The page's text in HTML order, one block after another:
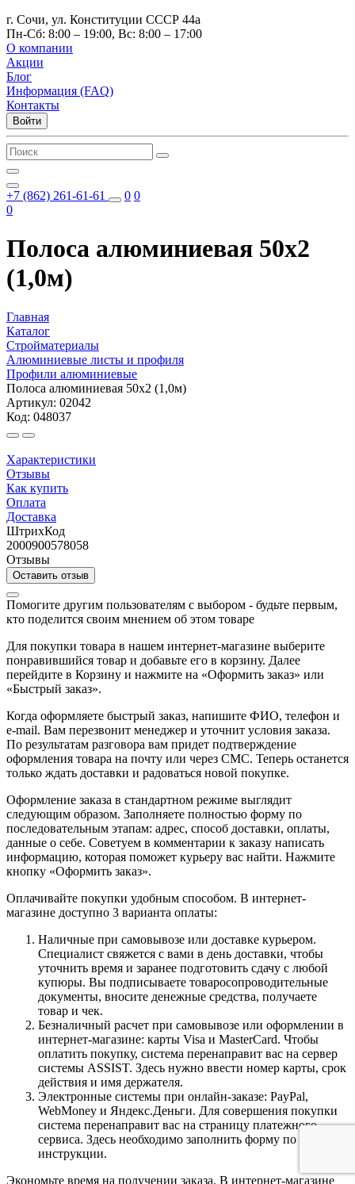
г. Сочи, ул. Конституции СССР 44а
Пн-Сб: 8:00 – 19:00, Вс: 8:00 – 17:00
О компании
Акции
Блог
Информация (FAQ)
Контакты
Войти
+7 (862) 261-61-61 0 0
0
Полоса алюминиевая 50х2
(1,0м)
Главная
Каталог
Стройматериалы
Алюминиевые листы и профиля
Профили алюминиевые
Полоса алюминиевая 50х2 (1,0м)
Артикул: 02042
Код: 048037
Характеристики
Отзывы
Как купить
Оплата
Доставка
ШтрихКод
2000900578058
Отзывы
Оставить отзыв
Помогите другим пользователям с выбором - будьте первым,
кто поделится своим мнением об этом товаре
Для покупки товара в нашем интернет-магазине выберите
понравившийся товар и добавьте его в корзину. Далее
перейдите в Корзину и нажмите на «Оформить заказ» или
«Быстрый заказ».
Когда оформляете быстрый заказ, напишите ФИО, телефон и
e-mail. Вам перезвонит менеджер и уточнит условия заказа.
По результатам разговора вам придет подтверждение
оформления товара на почту или через СМС. Теперь останется
только ждать доставки и радоваться новой покупке.
Оформление заказа в стандартном режиме выглядит
следующим образом. Заполняете полностью форму по
последовательным этапам: адрес, способ доставки, оплаты,
данные о себе. Советуем в комментарии к заказу написать
информацию, которая поможет курьеру вас найти. Нажмите
кнопку «Оформить заказ».
Оплачивайте покупки удобным способом. В интернет-
магазине доступно 3 варианта оплаты:
Наличные при самовывозе или доставке курьером.
Специалист свяжется с вами в день доставки, чтобы
уточнить время и заранее подготовить сдачу с любой
купюры. Вы подписываете товаросопроводительные
документы, вносите денежные средства, получаете
товар и чек.
Безналичный расчет при самовывозе или оформлении в
интернет-магазине: карты Visa и MasterCard. Чтобы
оплатить покупку, система перенаправит вас на сервер
системы ASSIST. Здесь нужно ввести номер карты, срок
действия и имя держателя.
Электронные системы при онлайн-заказе: PayPal,
WebMoney и Яндекс.Деньги. Для совершения покупки
система перенаправит вас на страницу платежного
сервиса. Здесь необходимо заполнить форму по
инструкции.
Экономьте время на получении заказа. В интернет-магазине